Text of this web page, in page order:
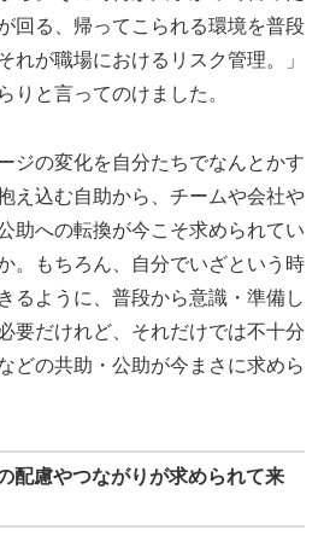
回る、帰ってこられる環境を普段
れが職場におけるリスク管理。」
りと言ってのけました。
ジの変化を自分たちでなんとかす
え込む自助から、チームや会社や
助への転換が今こそ求められてい
。もちろん、自分でいざという時
るように、普段から意識・準備し
要だけれど、それだけでは不十分
どの共助・公助が今まさに求めら
配慮やつながりが求められて来